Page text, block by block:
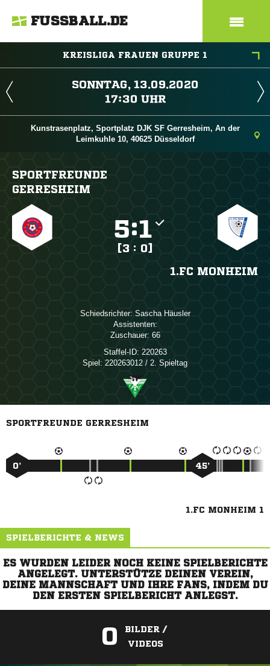
FUSSBALL.DE
KREISLIGA FRAUEN GRUPPE 1
 
 
Kunstrasenplatz, Sportplatz DJK SF Gerresheim, An der
Leimkuhle 10, 40625 Düsseldorf
SPORTFREUNDE
GERRESHEIM
:
[3 : 0]
1.FC MONHEIM
Schiedsrichter:  
Assistenten:
Zuschauer: 66
Staffel-ID: 220263
Spiel: 220263012 / 2. Spieltag
SPORTFREUNDE GERRESHEIM
0’ 45’
1.FC MONHEIM 1
SPIELBERICHTE & NEWS
ES WURDEN LEIDER NOCH KEINE SPIELBERICHTE
ANGELEGT. UNTERSTÜTZE DEINEN VEREIN,
DEINE MANNSCHAFT UND IHRE FANS, INDEM DU
DEN ERSTEN SPIELBERICHT ANLEGST.
0
BILDER /
VIDEOS